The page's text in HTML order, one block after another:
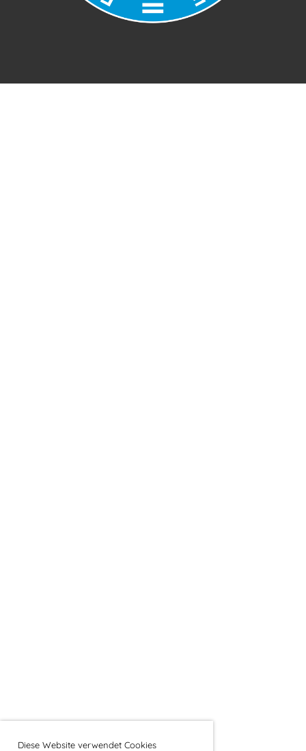
Diese Website verwendet Cookies